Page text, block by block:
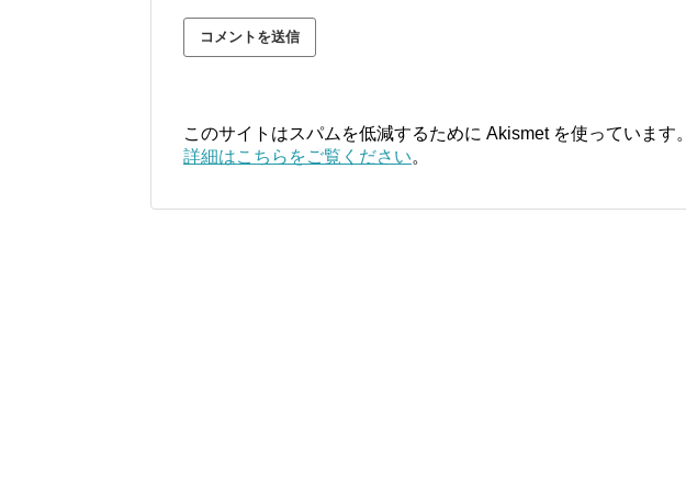
このサイトはスパムを低減するために Akismet を使っています。
詳細はこちらをご覧ください。